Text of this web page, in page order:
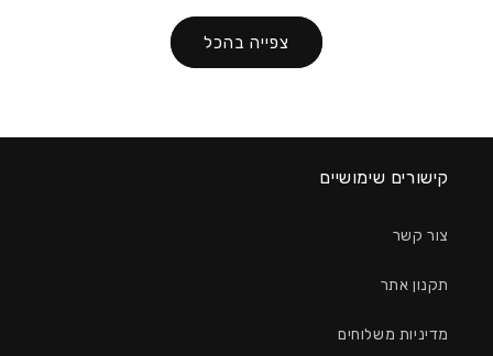
צפייה בהכל
קישורים שימושיים
צור קשר
תקנון אתר
מדיניות משלוחים